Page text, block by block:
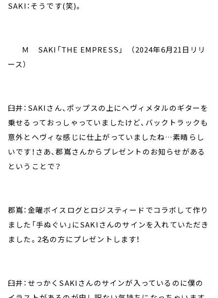
SAKI：そうです(笑)。
Ｍ SAKI「THE EMPRESS」 （2024年6月21日リリ
ース）
臼井：SAKIさん、ポップスの上にヘヴィメタルのギターを
乗せるっておっしゃっていましたけど、バックトラックも
意外とヘヴィな感じに仕上がっていましたね…素晴らし
いです！さあ、郡嶌さんからプレゼントのお知らせがある
ということで？
郡嶌：金曜ボイスログとロジスティードでコラボして作り
ました「手ぬぐい」にSAKIさんのサインを入れていただき
ました。2名の方にプレゼントします！
臼井：せっかくSAKIさんのサインが入っているのに僕の